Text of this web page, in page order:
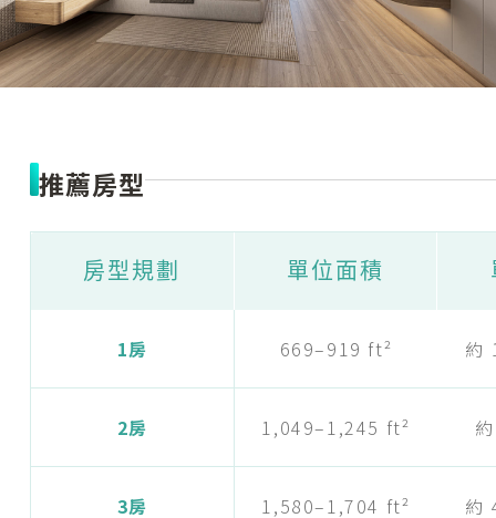
推薦房型
房型規劃 單位面積
1房 669–919 ft² 約
2房 1,049–1,245 ft²
3房 1,580–1,704 ft² 約